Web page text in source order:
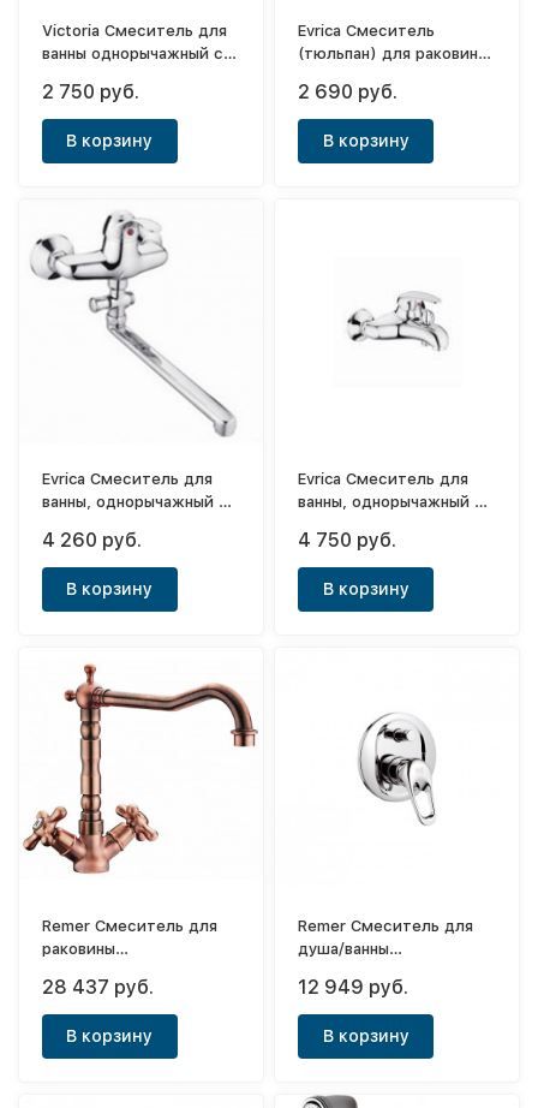
Victoria Смеситель для
ванны однорычажный с
Ideal
2 750 руб.
В корзину
Evrica Смеситель
(тюльпан) для раковины,
2 690 руб.
В корзину
Evrica Смеситель для
ванны, однорычажный с
4 260 руб.
В корзину
Evrica Смеситель для
ванны, однорычажный с
Edwardian
4 750 руб.
В корзину
Remer Смеситель для
раковины
изливом типа (красная
бронза) Antique
28 437 руб.
В корзину
Remer Смеситель для
душа/ванны
встраиваемый (с
внутренней частью)
Class Line
12 949 руб.
В корзину